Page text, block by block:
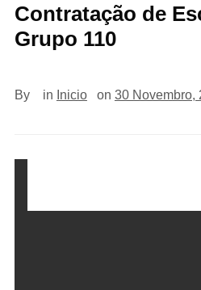
Contratação de
Grupo 110
By in Inicio on 30 Novembro,